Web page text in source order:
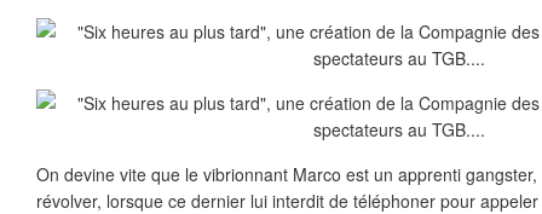
On devine vite que le vibrionnant Marco est un apprenti
révolver, lorsque ce dernier lui interdit de téléphoner pour